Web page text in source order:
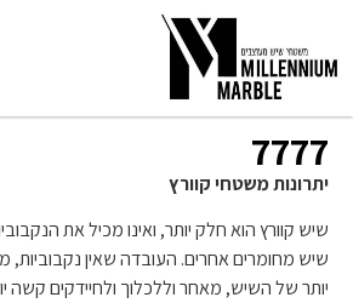
7777
יתרונות משטחי קוורץ
שיש קוורץ הוא חלק יותר, ואינו מכיל את
שיש מחומרים אחרים. העובדה שאין
יותר של השיש, מאחר וללכלוך ולחיידקים קשה